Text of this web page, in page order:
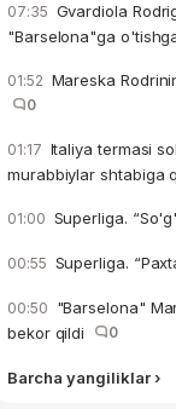
07:35 Gvardiola
"Barselona"ga
01:52 Mareska
0
01:17 Italiya termasi
murabbiylar shtabiga
01:00 Superliga.
00:55 Superliga.
00:50 "Barselona"
bekor qildi
0
Barcha yangiliklar ›